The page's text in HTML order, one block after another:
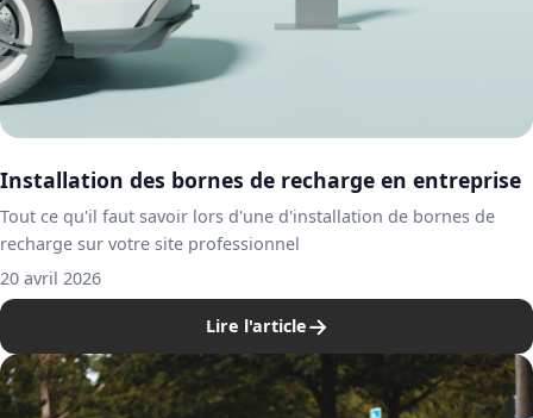
Installation des bornes de recharge en entreprise
Tout ce qu'il faut savoir lors d'une d'installation de bornes de
recharge sur votre site professionnel
20 avril 2026
Lire l'article→